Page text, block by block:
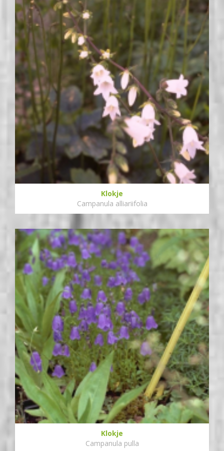
Klokje
Campanula alliariifolia
Klokje
Campanula pulla